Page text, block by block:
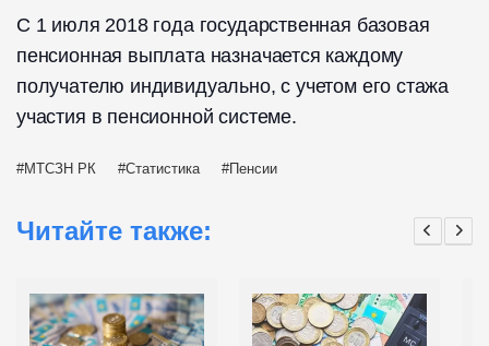
С 1 июля 2018 года государственная базовая
пенсионная выплата назначается каждому
получателю индивидуально, с учетом его стажа
участия в пенсионной системе.
МТСЗН РК Статистика Пенсии
Читайте также: